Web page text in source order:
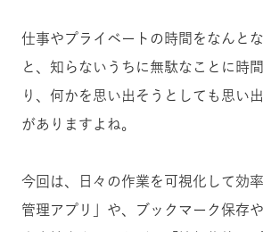
仕事やプライベートの時間をなんと
と、知らないうちに無駄なことに時
り、何かを思い出そうとしても思い
がありますよね。
今回は、日々の作業を可視化して効
管理アプリ」や、ブックマーク保存